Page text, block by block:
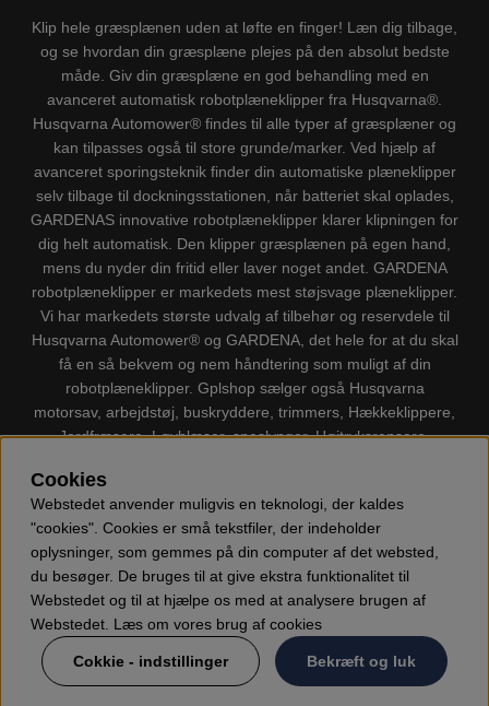
Klip hele græsplænen uden at løfte en finger! Læn dig tilbage,
og se hvordan din græsplæne plejes på den absolut bedste
måde. Giv din græsplæne en god behandling med en
avanceret automatisk robotplæneklipper fra Husqvarna®.
Husqvarna Automower® findes til alle typer af græsplæner og
kan tilpasses også til store grunde/marker. Ved hjælp af
avanceret sporingsteknik finder din automatiske plæneklipper
selv tilbage til dockningsstationen, når batteriet skal oplades,
GARDENAS innovative robotplæneklipper klarer klipningen for
dig helt automatisk. Den klipper græsplænen på egen hand,
mens du nyder din fritid eller laver noget andet. GARDENA
robotplæneklipper er markedets mest støjsvage plæneklipper.
Vi har markedets største udvalg af tilbehør og reservdele til
Husqvarna Automower® og GARDENA, det hele for at du skal
få en så bekvem og nem håndtering som muligt af din
robotplæneklipper. Gplshop sælger også Husqvarna
motorsav, arbejdstøj, buskryddere, trimmers, Hækkeklippere,
Jordfræsere, Løvblæser, sneslynger, Højtryksrensere,
Cookies
Webstedet anvender muligvis en teknologi, der kaldes
"cookies". Cookies er små tekstfiler, der indeholder
oplysninger, som gemmes på din computer af det websted,
du besøger. De bruges til at give ekstra funktionalitet til
Webstedet og til at hjælpe os med at analysere brugen af
Webstedet. Læs om vores brug af cookies
Cokkie - indstillinger Bekræft og luk